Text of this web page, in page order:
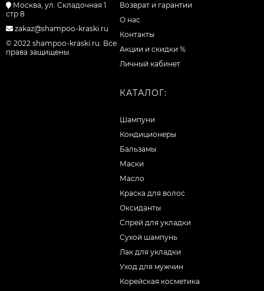
Москва, ул. Складочная 1
стр 8
zakaz@shampoo-kraski.ru
© 2022 shampoo-kraski.ru. Все
права защищены.
Возврат и гарантии
О нас
Контакты
Акции и скидки %
Личный кабинет
КАТАЛОГ:
Шампуни
Кондиционеры
Бальзамы
Маски
Масло
Краска для волос
Оксиданты
Спрей для укладки
Сухой шампунь
Лак для укладки
Уход для мужчин
Корейская косметика